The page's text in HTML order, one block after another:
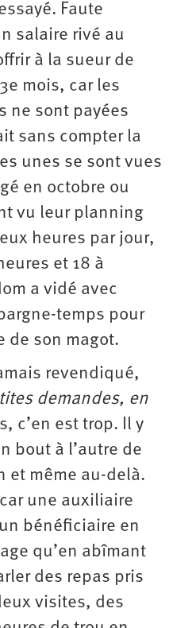
Faute
salaire rivé au
à la sueur de
mois, car les
ne sont payées
sans compter la
unes se sont vues
en octobre ou
vu leur planning
heures par jour,
et 18 à
a vidé avec
temps pour
de son magot.
revendiqué,
demandes, en
c’en est trop. Il y
bout à l’autre de
et même au-delà.
une auxiliaire
bénéficiaire en
qu’en abîmant
des repas pris
visites, des